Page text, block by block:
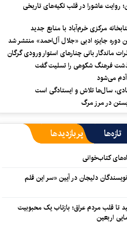
روایت عاشورا در قلب تکیه‌های تاریخی
مرکزی خرم‌آباد با منابع جدید
دوره جایزه ادبی «جلال آل‌احمد» منتشر شد
ماندگار بانی چنارهای استوار ورودی گرگان
فرهنگ شکوهی را تسلیت گفت
می‌شود
سال‌ها تلاش و ایستادگی است
در مرز مرگ
تازه‌ها پربازدیدها
کتاب‌خوانی
از ۶ اثر نویسندگان دلیجان در آیین «سر این قلم
تا قلب مردم عراق؛ بازتاب یک محبوبیت
اربعین